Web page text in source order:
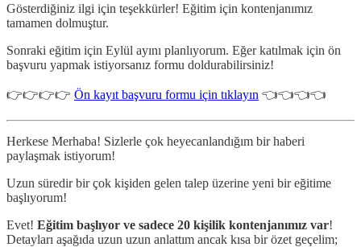
Gösterdiğiniz ilgi için teşekkürler! Eğitim için kontenjanımız
tamamen dolmuştur.
Sonraki eğitim için Eylül ayını planlıyorum. Eğer katılmak için ön
başvuru yapmak istiyorsanız formu doldurabilirsiniz!
👉👉👉👉 Ön kayıt başvuru formu için tıklayın 👈👈👈👈
Herkese Merhaba! Sizlerle çok heyecanlandığım bir haberi
paylaşmak istiyorum!
Uzun süredir bir çok kişiden gelen talep üzerine yeni bir eğitime
başlıyorum!
Evet! Eğitim başlıyor ve sadece 20 kişilik kontenjanımız var!
Detayları aşağıda uzun uzun anlattım ancak kısa bir özet geçelim;